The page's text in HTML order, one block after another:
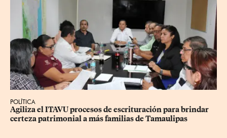
POLÍTICA
Agiliza el ITAVU procesos de escrituración para brindar
certeza patrimonial a más familias de Tamaulipas